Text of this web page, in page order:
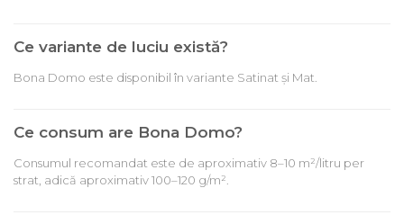
Ce variante de luciu există?
Bona Domo este disponibil în variante Satinat și Mat.
Ce consum are Bona Domo?
Consumul recomandat este de aproximativ 8–10 m²/litru per
strat, adică aproximativ 100–120 g/m².